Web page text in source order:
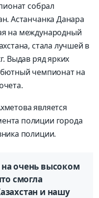
собрал
Астанчанка Данара
на международный
стала лучшей в
Выдав ряд ярких
чемпионат на
является
полиции города
полиции.
очень высоком
смогла
и нашу